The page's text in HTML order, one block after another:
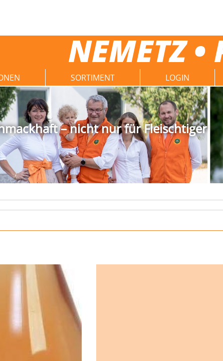
NEMETZ •
SORTIMENT LOGIN
– nicht nur für Fleischtiger